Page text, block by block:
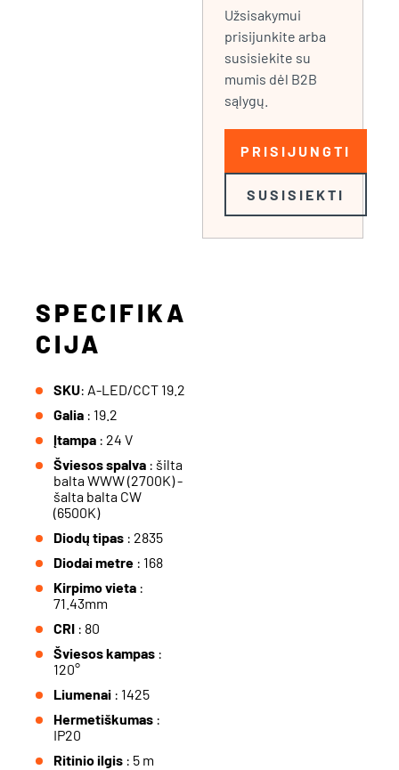
Užsisakymui
prisijunkite arba
susisiekite su
mumis dėl B2B
sąlygų.
PRISIJUNGTI
SUSISIEKTI
SPECIFIKA
CIJA
SKU: A-LED/CCT 19.2
Galia : 19.2
Įtampa : 24 V
Šviesos spalva : šilta
balta WWW (2700K) -
šalta balta CW
(6500K)
Diodų tipas : 2835
Diodai metre : 168
Kirpimo vieta :
71.43mm
CRI : 80
Šviesos kampas :
120°
Liumenai : 1425
Hermetiškumas :
IP20
Ritinio ilgis : 5 m